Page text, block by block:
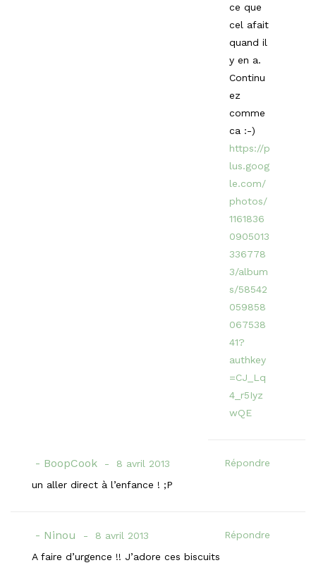
ce que
cel afait
quand il
y en a.
Continu
ez
comme
ca :-)
https://p
lus.goog
le.com/
photos/
1161836
0905013
336778
3/album
s/58542
059858
067538
41?
authkey
=CJ_Lq
4_r5Iyz
wQE
BoopCook 8 avril 2013
Répondre
un aller direct à l’enfance ! ;P
Ninou 8 avril 2013
Répondre
A faire d’urgence !! J’adore ces biscuits